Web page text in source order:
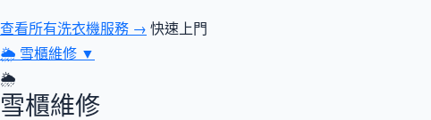
查看所有洗衣機服務 → 快速上門
🌦 雪櫃維修 ▼
🌦
雪櫃維修